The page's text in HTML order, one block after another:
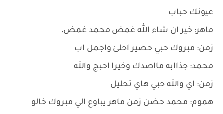
عيونك حباب
ماهر: خير ان شاء الله غمض محمد غمض،
زمن: مبروك حبي حصير احلئ واجمل اب
محمد: جذاابه مااصدك وخيرا احبج والله
زمن: اي والله حبي هاي تحليل
هموم: محمد حضن زمن ماهر يباوع الي مبروك خالو